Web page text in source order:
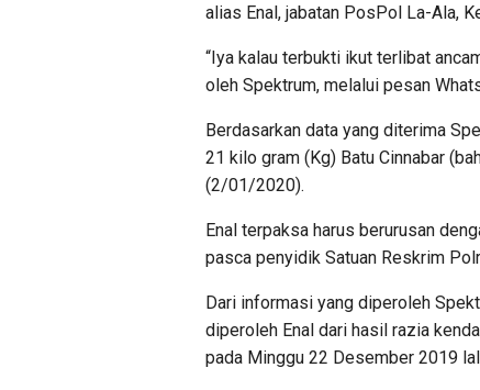
alias Enal, jabatan PosPol La-Ala,
“Iya kalau terbukti ikut terlibat
oleh Spektrum, melalui pesan
Berdasarkan data yang diterima
21 kilo gram (Kg) Batu Cinnabar
(2/01/2020).
Enal terpaksa harus berurusan
pasca penyidik Satuan Reskrim
Dari informasi yang diperoleh
diperoleh Enal dari hasil razia
pada Minggu 22 Desember 2019